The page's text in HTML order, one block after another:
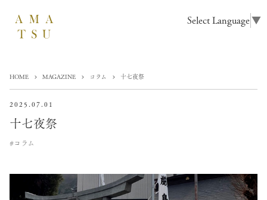
Select Language▼
HOME MAGAZINE コラム 十七夜祭
2025.07.01
十七夜祭
#コラム